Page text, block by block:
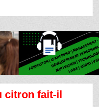
citron fait-il